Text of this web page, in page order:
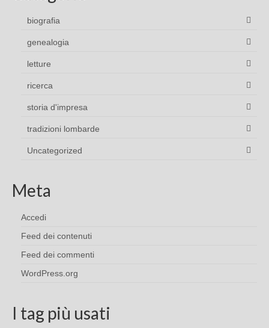
biografia
genealogia
letture
ricerca
storia d'impresa
tradizioni lombarde
Uncategorized
Meta
Accedi
Feed dei contenuti
Feed dei commenti
WordPress.org
I tag più usati